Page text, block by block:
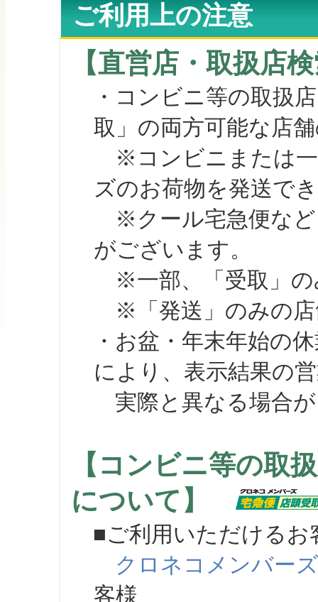
ご利用上の注意
【直営店・取扱店
・コンビニ等の取扱
取」の両方可能な店
※コンビニまたは一
ズのお荷物を発送で
※クール宅急便など
がございます。
※一部、「受取」の
※「発送」のみの店
・お盆・年末年始の
により、表示結果の
実際と異なる場合が
【コンビニ等の取
について】
■ご利用いただけるお
クロネコメンバーズ
客様